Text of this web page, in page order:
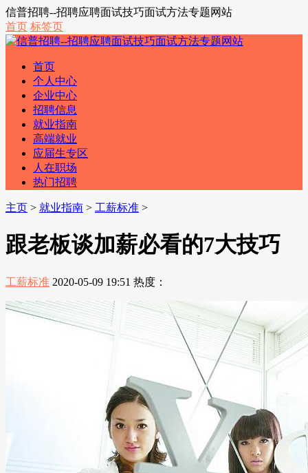
信普招聘--招聘应聘面试技巧面试方法专题网站
首页 标签页
首页
个人中心
企业中心
招聘信息
就业指南
高端就业
应届生专区
人在职场
热门招聘
主页 > 就业指南 > 工薪标准 >
跟老板谈加薪必看的7大技巧
工薪标准 2020-05-09 19:51 热度：